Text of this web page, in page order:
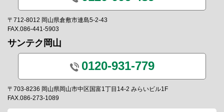
〒712-8012 岡山県倉敷市連島5-2-43
FAX.086-441-5903
サンテク岡山
0120-931-779
〒703-8236 岡山県岡山市中区国富1丁目14-2 みらいビル1F
FAX.086-273-1089